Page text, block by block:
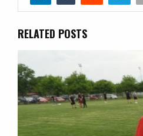
RELATED POSTS